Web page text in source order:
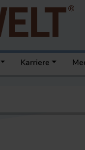
Karriere